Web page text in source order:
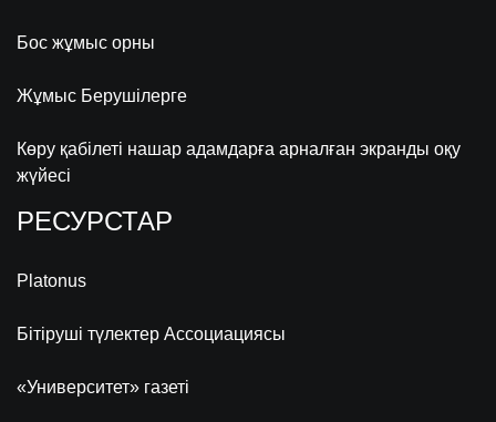
Бос жұмыс орны
Жұмыс Берушілерге
Көру қабілеті нашар адамдарға арналған экранды оқу
жүйесі
РЕСУРСТАР
Platonus
Бітіруші түлектер Ассоциациясы
«Университет» газеті